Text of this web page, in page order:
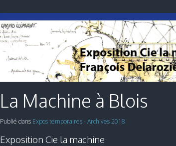
La Machine à Blois
Publié dans Expos temporaires - Archives 2018
Exposition Cie la machine